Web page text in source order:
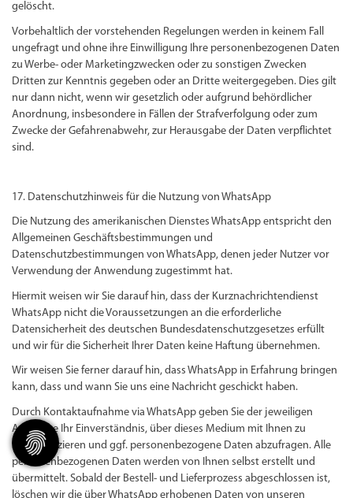
gelöscht.
Vorbehaltlich der vorstehenden Regelungen werden in keinem Fall
ungefragt und ohne ihre Einwilligung Ihre personenbezogenen Daten
zu Werbe- oder Marketingzwecken oder zu sonstigen Zwecken
Dritten zur Kenntnis gegeben oder an Dritte weitergegeben. Dies gilt
nur dann nicht, wenn wir gesetzlich oder aufgrund behördlicher
Anordnung, insbesondere in Fällen der Strafverfolgung oder zum
Zwecke der Gefahrenabwehr, zur Herausgabe der Daten verpflichtet
sind.
17. Datenschutzhinweis für die Nutzung von WhatsApp
Die Nutzung des amerikanischen Dienstes WhatsApp entspricht den
Allgemeinen Geschäftsbestimmungen und
Datenschutzbestimmungen von WhatsApp, denen jeder Nutzer vor
Verwendung der Anwendung zugestimmt hat.
Hiermit weisen wir Sie darauf hin, dass der Kurznachrichtendienst
WhatsApp nicht die Voraussetzungen an die erforderliche
Datensicherheit des deutschen Bundesdatenschutzgesetzes erfüllt
und wir für die Sicherheit Ihrer Daten keine Haftung übernehmen.
Wir weisen Sie ferner darauf hin, dass WhatsApp in Erfahrung bringen
kann, dass und wann Sie uns eine Nachricht geschickt haben.
Durch Kontaktaufnahme via WhatsApp geben Sie der jeweiligen
Apotheke Ihr Einverständnis, über dieses Medium mit Ihnen zu
kommunizieren und ggf. personenbezogene Daten abzufragen. Alle
personenbezogenen Daten werden von Ihnen selbst erstellt und
übermittelt. Sobald der Bestell- und Lieferprozess abgeschlossen ist,
löschen wir die über WhatsApp erhobenen Daten von unseren